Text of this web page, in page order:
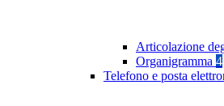
Articolazione
Organigramma 4
Telefono e posta